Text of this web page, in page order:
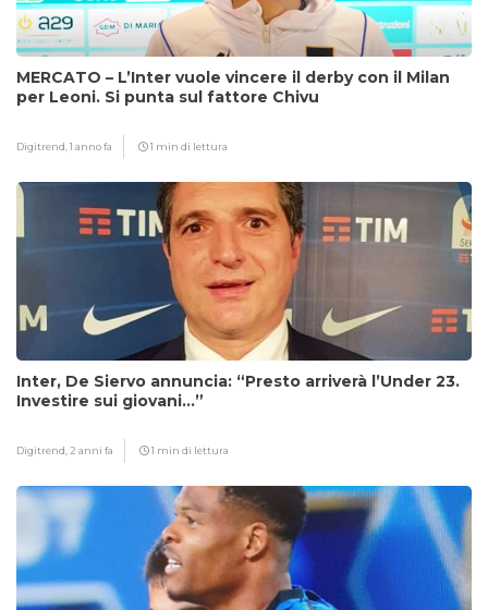
MERCATO – L’Inter vuole vincere il derby con il Milan
per Leoni. Si punta sul fattore Chivu
Digitrend,1 anno fa 1 min di lettura
Inter, De Siervo annuncia: “Presto arriverà l’Under 23.
Investire sui giovani…”
Digitrend, 2 anni fa 1 min di lettura